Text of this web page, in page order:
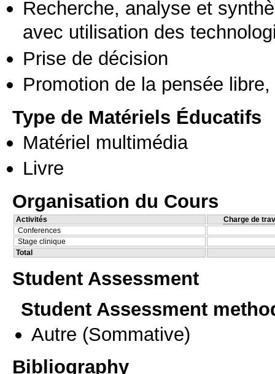
Recherche, analyse et
avec utilisation des
Prise de décision
Promotion de la pensée
Type de Matériels Éducatifs
Matériel multimédia
Livre
Organisation du Cours
Activités
Charge de
Conferences
Stage clinique
Total
Student Assessment
Student Assessment
Autre (Sommative)
Bibliography